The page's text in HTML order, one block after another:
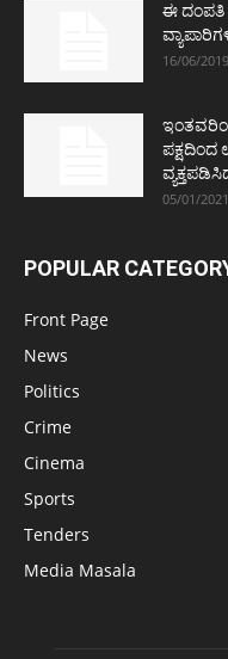
ಈ ದಂಪತಿ
16/06/2019
ಪಕ್ಷದಿಂದ
05/01/2021
POPULAR
Front Page
News
Politics
Crime
Cinema
Sports
Tenders
Media Masala